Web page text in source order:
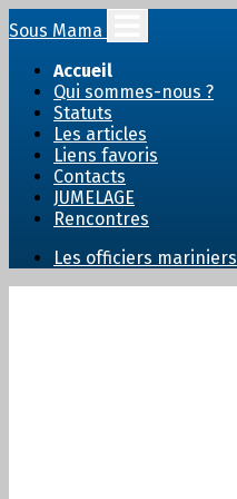
Sous Mama
Accueil
Qui sommes-nous ?
Statuts
Les articles
Liens favoris
Contacts
JUMELAGE
Rencontres
Les officiers mariniers